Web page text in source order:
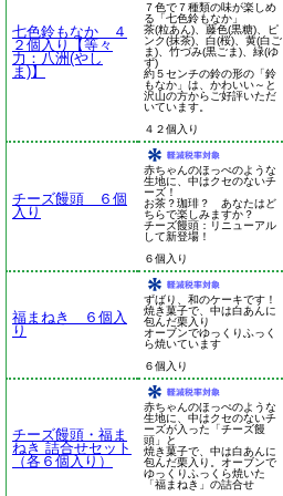
七色鈴もなか ４
２個入り【等々
力：八洲(やし
ま)】
７色で７種類の味が楽しめ
る「七色鈴もなか」
茶(粒あん)、藤色(黒糖)、ピ
ンク(抹茶)、白(桜)、黄(白ご
ま)、竹づみ(黒ごま)、緑(ゆ
ず)
約５センチの鈴の形の「鈴
もなか」は、かわいい～と
沢山の方からご好評いただ
いています。
４２個入り
チーズ饅頭 ６個
入り
赤ちゃんのほっぺのような
生地に、中はクセのないチ
ーズ！
お茶？珈琲？ あなたはど
ちらで楽しみますか？
チーズ饅頭：リニューアル
して新登場！
６個入り
福まねき ６個入
り
ずばり、和のケーキです！
焼き菓子で、中は白あんに
包んだ栗入り
オーブンでゆっくりふっく
ら焼いています
６個入り
チーズ饅頭・福ま
ねき 詰合せセット
（各６個入り）
赤ちゃんのほっぺのような
生地に、中はクセのないチ
ーズが入った「チーズ饅
頭」と
焼き菓子で、中は白あんに
包んだ栗入り。オーブンで
ゆっくりふっくら焼いた
「福まねき」の詰合せ